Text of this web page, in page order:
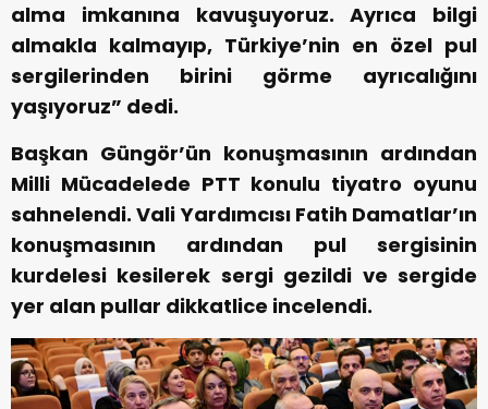
alma imkanına kavuşuyoruz. Ayrıca bilgi
almakla kalmayıp, Türkiye’nin en özel pul
sergilerinden birini görme ayrıcalığını
yaşıyoruz” dedi.
Başkan Güngör’ün konuşmasının ardından
Milli Mücadelede PTT konulu tiyatro oyunu
sahnelendi. Vali Yardımcısı Fatih Damatlar’ın
konuşmasının ardından pul sergisinin
kurdelesi kesilerek sergi gezildi ve sergide
yer alan pullar dikkatlice incelendi.